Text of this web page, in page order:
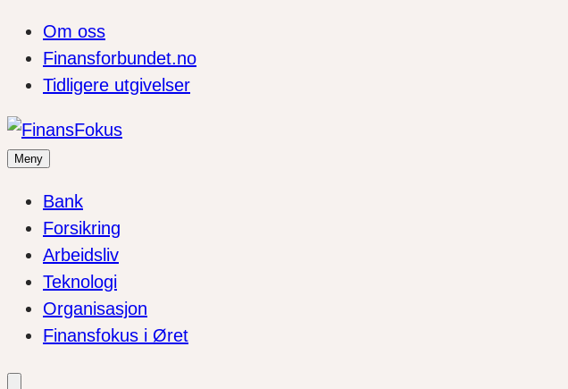
Om oss
Finansforbundet.no
Tidligere utgivelser
Meny
Bank
Forsikring
Arbeidsliv
Teknologi
Organisasjon
Finansfokus i Øret